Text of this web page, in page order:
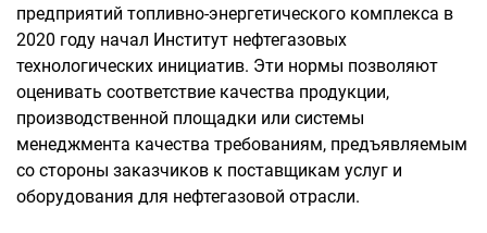
предприятий топливно-энергетического комплекса в
2020 году начал Институт нефтегазовых
технологических инициатив. Эти нормы позволяют
оценивать соответствие качества продукции,
производственной площадки или системы
менеджмента качества требованиям, предъявляемым
со стороны заказчиков к поставщикам услуг и
оборудования для нефтегазовой отрасли.